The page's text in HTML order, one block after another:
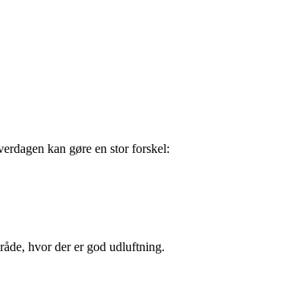
kan gøre en stor forskel:
hvor der er god udluftning.